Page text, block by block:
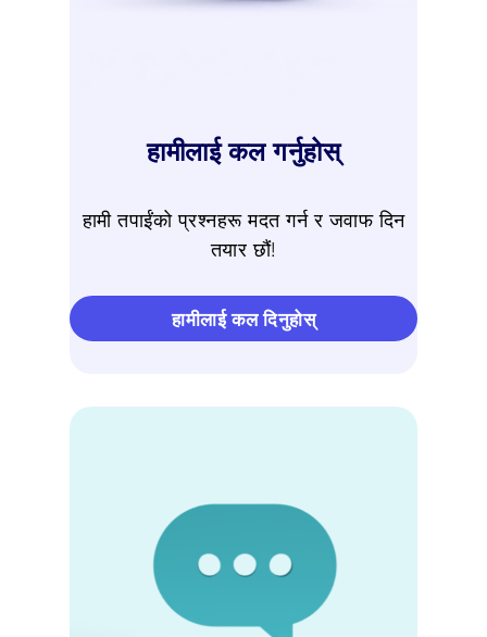
हामीलाई कल गर्नुहोस्
हामी तपाईंको प्रश्नहरू मदत गर्न र जवाफ दिन
तयार छौं!
हामीलाई कल दिनुहोस्